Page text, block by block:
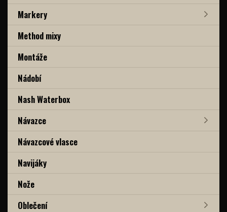
Markery
Method mixy
Montáže
Nádobí
Nash Waterbox
Návazce
Návazcové vlasce
Navijáky
Nože
Oblečení